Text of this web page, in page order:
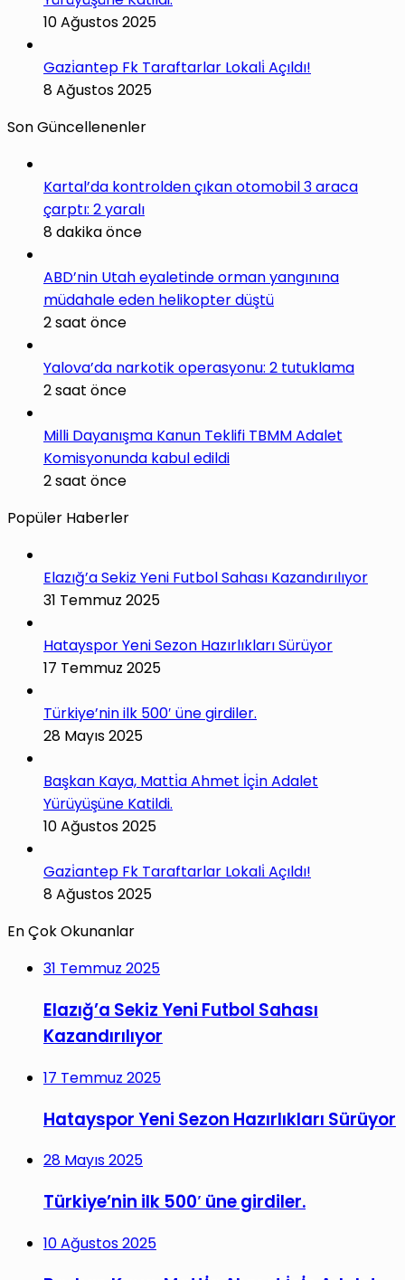
10 Ağustos 2025
Gazi̇antep Fk Taraftarlar Lokali̇ Açıldı!
8 Ağustos 2025
Son Güncellenenler
Kartal’da kontrolden çıkan otomobil 3 araca
çarptı: 2 yaralı
8 dakika önce
ABD’nin Utah eyaletinde orman yangınına
müdahale eden helikopter düştü
2 saat önce
Yalova’da narkotik operasyonu: 2 tutuklama
2 saat önce
Milli Dayanışma Kanun Teklifi TBMM Adalet
Komisyonunda kabul edildi
2 saat önce
Popüler Haberler
Elazığ’a Sekiz Yeni Futbol Sahası Kazandırılıyor
31 Temmuz 2025
Hatayspor Yeni Sezon Hazırlıkları Sürüyor
17 Temmuz 2025
Türkiye’nin ilk 500′ üne girdiler.
28 Mayıs 2025
Başkan Kaya, Matti̇a Ahmet İçi̇n Adalet
Yürüyüşüne Katildi.
10 Ağustos 2025
Gazi̇antep Fk Taraftarlar Lokali̇ Açıldı!
8 Ağustos 2025
En Çok Okunanlar
31 Temmuz 2025
Elazığ’a Sekiz Yeni Futbol Sahası
Kazandırılıyor
17 Temmuz 2025
Hatayspor Yeni Sezon Hazırlıkları Sürüyor
28 Mayıs 2025
Türkiye’nin ilk 500′ üne girdiler.
10 Ağustos 2025